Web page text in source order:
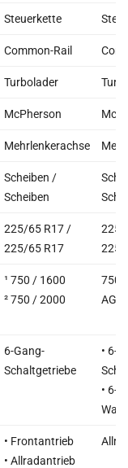
Steuerkette
Common-Rail
Turbolader
McPherson
Mehrlenkerachse
Scheiben /
Scheiben
225/65 R17 /
225/65 R17
225/
225/
¹ 750 / 1600
² 750 / 2000
750
AG:
6-Gang-
Schaltgetriebe
• 6-
• 6-
• Frontantrieb
• Allradantrieb